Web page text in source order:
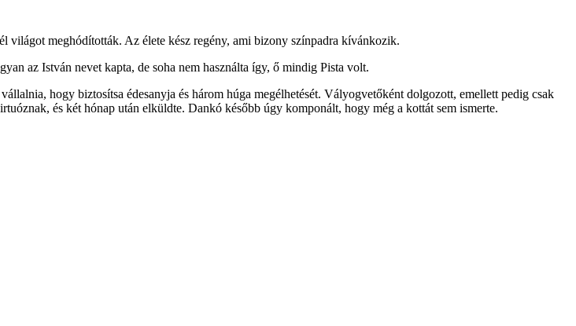
világot meghódították. Az élete kész regény, ami bizony színpadra kívánkozik.
az István nevet kapta, de soha nem használta így, ő mindig Pista volt.
hogy biztosítsa édesanyja és három húga megélhetését. Vályogvetőként dolgozott, emellett pedig csak
és két hónap után elküldte. Dankó később úgy komponált, hogy még a kottát sem ismerte.